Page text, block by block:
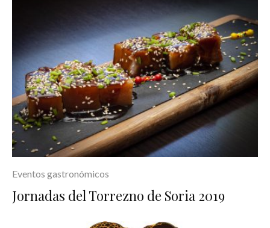
Eventos gastronómicos
Jornadas del Torrezno de Soria 2019